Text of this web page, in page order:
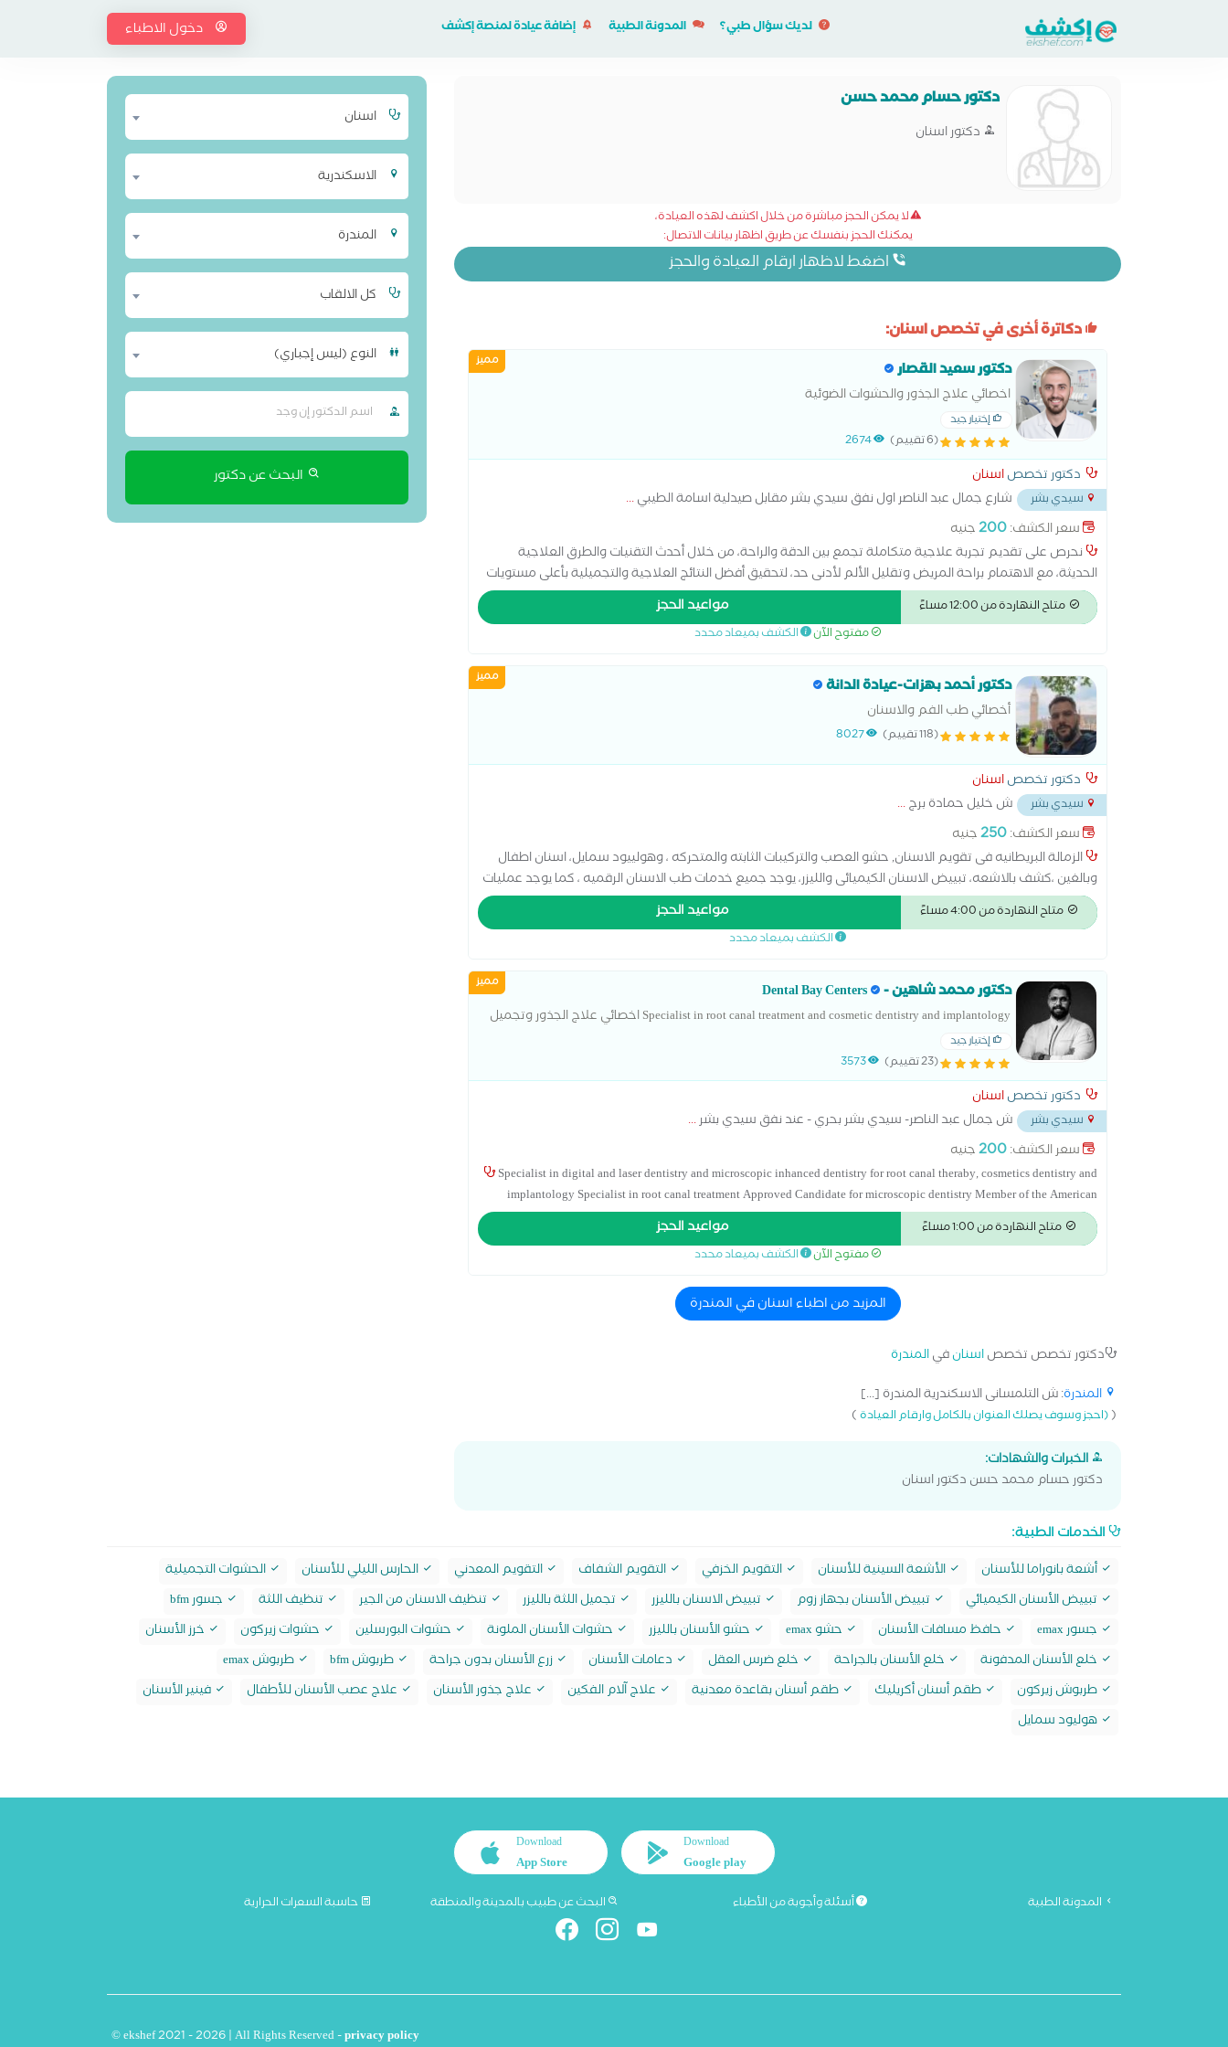
لديك سؤال طبي؟ المدونة الطبية إضافة عيادة لمنصة إكشف دخول الاطباء
دكتور حسام محمد حسن
دكتور اسنان
لا يمكن الحجز مباشرة من خلال اكشف لهذه العيادة،
يمكنك الحجز بنفسك عن طريق اظهار بيانات الاتصال:
اضغط لاظهار ارقام العيادة والحجز
دكاترة أخرى في تخصص اسنان:
مميز دكتور سعيد القصار
اخصائي علاج الجذور والحشوات الضوئية
إختيار جيد
(6 تقييم) 2674
دكتور تخصصاسنان
سيدي بشر شارع جمال عبد الناصر اول نفق سيدي بشر مقابل صيدلية اسامة الطيبي...
سعر الكشف:200جنيه
نحرص على تقديم تجربة علاجية متكاملة تجمع بين الدقة والراحة، من خلال أحدث التقنيات والطرق العلاجية
الحديثة، مع الاهتمام براحة المريض وتقليل الألم لأدنى حد، لتحقيق أفضل النتائج العلاجية والتجميلية بأعلى مستويات
الجودة والثقة."
متاح النهاردة من 12:00 مساءً مواعيد الحجز
مفتوح الآن الكشف بميعاد محدد
مميز دكتور أحمد بهزات-عيادة الدانة
أخصائي طب الفم والاسنان
(118 تقييم) 8027
دكتور تخصصاسنان
سيدي بشر ش خليل حمادة برج...
سعر الكشف:250جنيه
الزمالة البريطانيه فى تقويم الاسنان, حشو العصب والتركيبات الثابته والمتحركه ، وهولييود سمايل، اسنان اطفال
وبالغين ،كشف بالاشعه، تبييض الاسنان الكيميائى والليزر، يوجد جميع خدمات طب الاسنان الرقميه ، كما يوجد عمليات
الزراعه الموجه باستخدام الكمبيوتر ، عمليات جراحات اللثه الدقيقه،
متاح النهاردة من 4:00 مساءً مواعيد الحجز
الكشف بميعاد محدد
مميز دكتور محمد شاهين - Dental Bay Centers
Specialist in root canal treatment and cosmetic dentistry and implantology اخصائي علاج الجذور وتجميل
وزراعة الاسنان
إختيار جيد
(23 تقييم) 3573
دكتور تخصصاسنان
سيدي بشر ش جمال عبد الناصر- سيدي بشر بحري - عند نفق سيدي بشر...
سعر الكشف:200جنيه
Specialist in digital and laser dentistry and microscopic inhanced dentistry for root canal theraby, cosmetics dentistry and
implantology Specialist in root canal treatment Approved Candidate for microscopic dentistry Member of the American
Academy of Implant Dentistry (AAID) and Approved Candidate for Dental Implant Treatment. متخصص في طب الأسنان
الرقمي والليزر وطب الأسنان المجهري باستخدام الميكروسكوب لعلاج العصب وتجميل وزراعة الاسنان. اخصائي علاج
الجذور عضو معتمتد لعلاج الاسنان باستخدام التكبير المجهري عضو الجمعية الامريكية لزراعة الاسنان ومعتمد لإجراء
متاح النهاردة من 1:00 مساءً مواعيد الحجز
مفتوح الآن الكشف بميعاد محدد
المزيد من اطباء اسنان في المندرة
دكتور تخصص تخصصاسنانفيالمندرة
المندرة: ش التلمسانى الاسكندرية المندرة [...]
((احجز وسوف يصلك العنوان بالكامل وارقام العيادة)
الخبرات والشهادات:
دكتور حسام محمد حسن دكتور اسنان
اسنان
الاسكندرية
المندرة
كل الالقاب
النوع (ليس إجباري)
البحث عن دكتور
الخدمات الطبية:
أشعة بانوراما للأسنان الأشعة السينية للأسنان التقويم الخزفي التقويم الشفاف التقويم المعدني الحارس الليلي للأسنان
الحشوات التجميلية
تبييض الأسنان الكيميائي
تبييض الأسنان بجهاز زوم تبييض الاسنان بالليزر تجميل اللثة بالليزر تنظيف الاسنان من الجير تنظيف اللثة
جسور bfm
جسور emax
حافظ مسافات الأسنان حشو emax حشو الأسنان بالليزر حشوات الأسنان الملونة حشوات البورسلين حشوات زيركون
خرز الأسنان
خلع الأسنان المدفونة
خلع الأسنان بالجراحة خلع ضرس العقل دعامات الأسنان زرع الأسنان بدون جراحة طربوش bfm
طربوش emax
طربوش زيركون
طقم أسنان أكريليك طقم أسنان بقاعدة معدنية علاج آلام الفكين علاج جذور الأسنان علاج عصب الأسنان للأطفال
فينير الأسنان
هوليود سمايل
Download
Google play
Download
App Store
المدونة الطبية أسئلة وأجوبة من الأطباء البحث عن طبيب بالمدينة والمنطقة حاسبة السعرات الحرارية
© ekshef 2021 - 2026 | All Rights Reserved -privacy policy